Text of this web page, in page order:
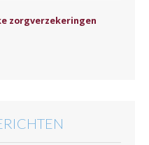
zorgverzekeringen